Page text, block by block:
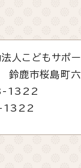
人こどもサポ
鹿市桜島町
1322
1322